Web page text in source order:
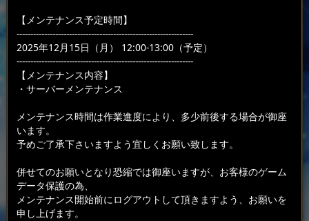
【メンテナンス予定時間】
----------------------------------------------------------------
2025年12月15日（月） 12:00-13:00（予定）
----------------------------------------------------------------
【メンテナンス内容】
・サーバーメンテナンス
メンテナンス時間は作業進度により、多少前後する場合が御座
います。
予めご了承下さいますよう宜しくお願い致します。
併せてのお願いとなり恐縮では御座いますが、お客様のゲーム
データ保護の為、
メンテナンス開始前にログアウトして頂きますよう、お願いを
申し上げます。